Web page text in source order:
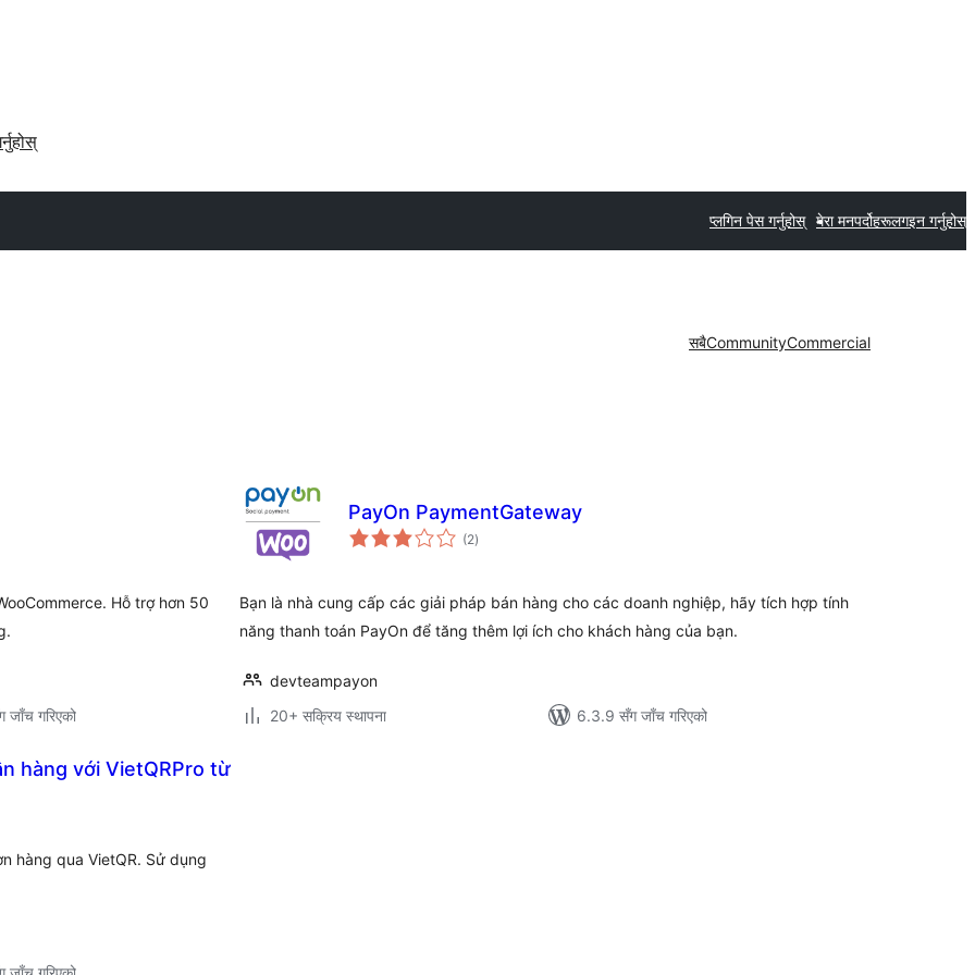
प्लगिन पेस गर्नुहोस् मेरा मनपर्दोहरूलगइन गर्नुहोस्
सबैCommunityCommercial
Hỗ trợ hơn 50
गरिएको
PayOn PaymentGateway
(2कुल
रेटिङ्गहरू
)
Bạn là nhà cung cấp các giải pháp bán hàng cho các doanh nghiệp, hãy tích hợp tính
năng thanh toán PayOn để tăng thêm lợi ích cho khách hàng của bạn.
devteampayon
20+ सक्रिय स्थापना
6.3.9 सँग जाँच गरिएको
hàng với VietQRPro từ
hàng qua VietQR. Sử dụng